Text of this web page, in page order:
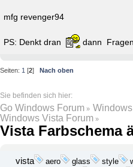
mfg revenger94
PS: Denkt dran dann
Seiten: 1 [2] Nach oben
Go Windows Forum »
Windows Vista Forum »
Vista Farbschema
vista aero glass style